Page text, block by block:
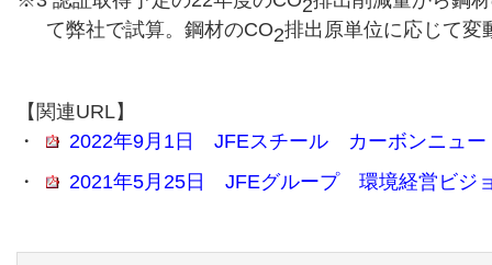
2
て弊社で試算。鋼材のCO2排出原単位に応じて変
【関連URL】
・
2022年9月1日 JFEスチール カーボンニュー
・
2021年5月25日 JFEグループ 環境経営ビジ